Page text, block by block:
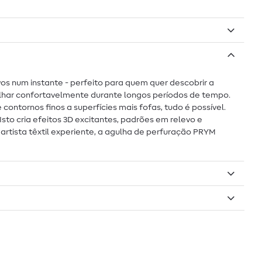
num instante - perfeito para quem quer descobrir a
confortavelmente durante longos períodos de tempo.
finos a superfícies mais fofas, tudo é possível.
cria efeitos 3D excitantes, padrões em relevo e
têxtil experiente, a agulha de perfuração PRYM